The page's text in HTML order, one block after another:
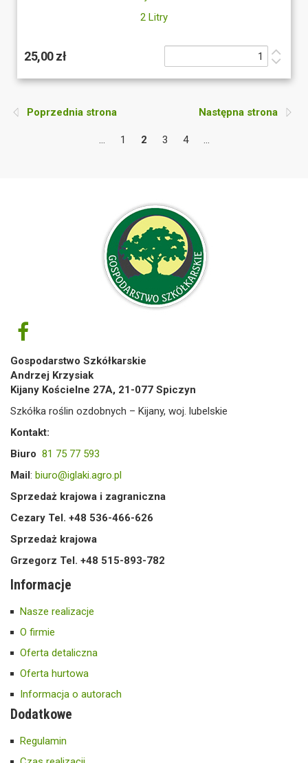
2 Litry
25,00 zł
Poprzednia strona
... 1 2 3 4 ...
Następna strona
Gospodarstwo Szkółkarskie
Andrzej Krzysiak
Kijany Kościelne 27A, 21-077 Spiczyn
Szkółka roślin ozdobnych – Kijany, woj. lubelskie
Kontakt:
Biuro 81 75 77 593
Mail : biuro@iglaki.agro.pl
Sprzedaż krajowa i zagraniczna
Cezary Tel. +48 536-466-626
Sprzedaż krajowa
Grzegorz Tel. +48 515-893-782
Informacje
Nasze realizacje
O firmie
Oferta detaliczna
Oferta hurtowa
Informacja o autorach
Dodatkowe
Regulamin